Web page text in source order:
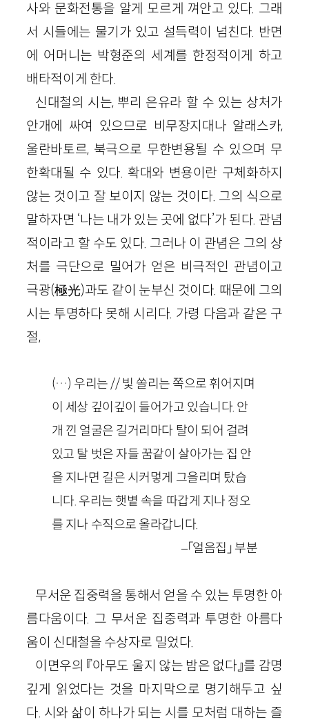
사와 문화전통을 알게 모르게 껴안고 있다. 그래
서 시들에는 물기가 있고 설득력이 넘친다. 반면
에 어머니는 박형준의 세계를 한정적이게 하고
배타적이게 한다.
신대철의 시는, 뿌리 은유라 할 수 있는 상처가
안개에 싸여 있으므로 비무장지대나 알래스카,
울란바토르, 북극으로 무한변용될 수 있으며 무
한확대될 수 있다. 확대와 변용이란 구체화하지
않는 것이고 잘 보이지 않는 것이다. 그의 식으로
말하자면 ‘나는 내가 있는 곳에 없다’가 된다. 관념
적이라고 할 수도 있다. 그러나 이 관념은 그의 상
처를 극단으로 밀어가 얻은 비극적인 관념이고
극광(極光)과도 같이 눈부신 것이다. 때문에 그의
시는 투명하다 못해 시리다. 가령 다음과 같은 구
절,
(…) 우리는 // 빛 쏠리는 쪽으로 휘어지며
이 세상 깊이깊이 들어가고 있습니다. 안
개 낀 얼굴은 길거리마다 탈이 되어 걸려
있고 탈 벗은 자들 꿈같이 살아가는 집 안
을 지나면 길은 시커멓게 그을리며 탔습
니다. 우리는 햇볕 속을 따갑게 지나 정오
를 지나 수직으로 올라갑니다.
–「얼음집」 부분
무서운 집중력을 통해서 얻을 수 있는 투명한 아
름다움이다. 그 무서운 집중력과 투명한 아름다
움이 신대철을 수상자로 밀었다.
이면우의 『아무도 울지 않는 밤은 없다』를 감명
깊게 읽었다는 것을 마지막으로 명기해두고 싶
다. 시와 삶이 하나가 되는 시를 모처럼 대하는 즐